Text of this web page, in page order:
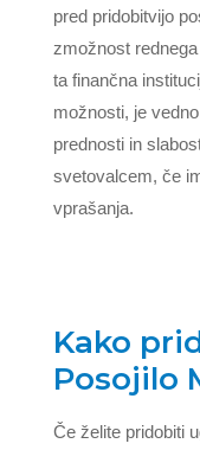
pred pridobitvijo
zmožnost
ta finančna
možnosti, je
prednosti in
svetovalcem, če
vprašanja.
Kako
Posojilo
Če želite pridobiti